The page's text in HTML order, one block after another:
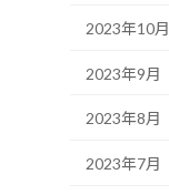
2023年10月
2023年9月
2023年8月
2023年7月